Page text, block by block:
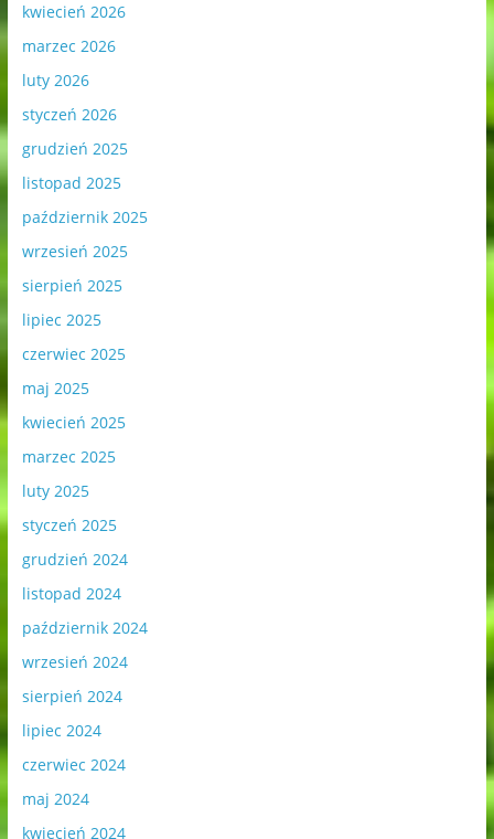
kwiecień 2026
marzec 2026
luty 2026
styczeń 2026
grudzień 2025
listopad 2025
październik 2025
wrzesień 2025
sierpień 2025
lipiec 2025
czerwiec 2025
maj 2025
kwiecień 2025
marzec 2025
luty 2025
styczeń 2025
grudzień 2024
listopad 2024
październik 2024
wrzesień 2024
sierpień 2024
lipiec 2024
czerwiec 2024
maj 2024
kwiecień 2024